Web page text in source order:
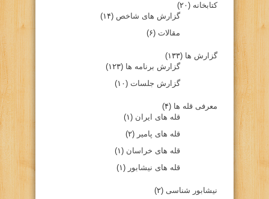
کتابخانه (۲۰)
گزارش های شاخص (۱۴)
مقالات (۶)
گزارش ها (۱۳۳)
گزارش برنامه ها (۱۲۳)
گزارش جلسات (۱۰)
معرفی قله ها (۴)
قله های ایران (۱)
قله های پامیر (۲)
قله های خراسان (۱)
قله های نیشابور (۱)
نیشابور شناسی (۲)